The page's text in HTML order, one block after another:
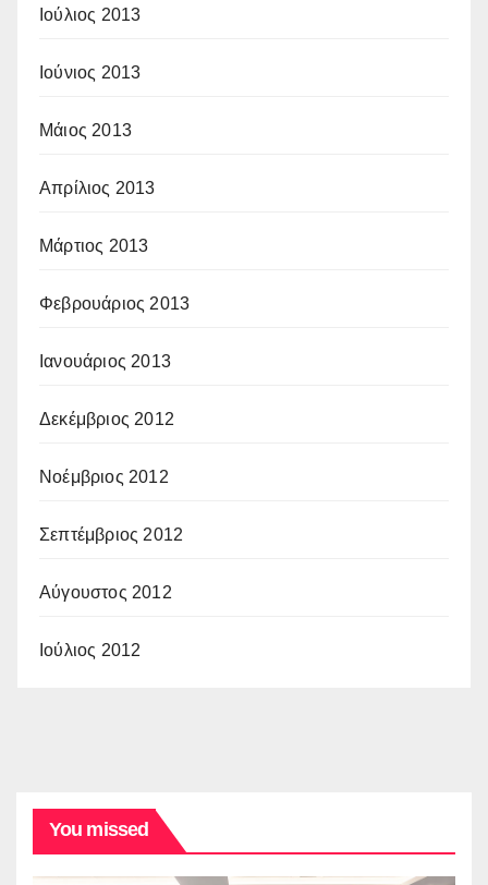
Ιούλιος 2013
Ιούνιος 2013
Μάιος 2013
Απρίλιος 2013
Μάρτιος 2013
Φεβρουάριος 2013
Ιανουάριος 2013
Δεκέμβριος 2012
Νοέμβριος 2012
Σεπτέμβριος 2012
Αύγουστος 2012
Ιούλιος 2012
You missed